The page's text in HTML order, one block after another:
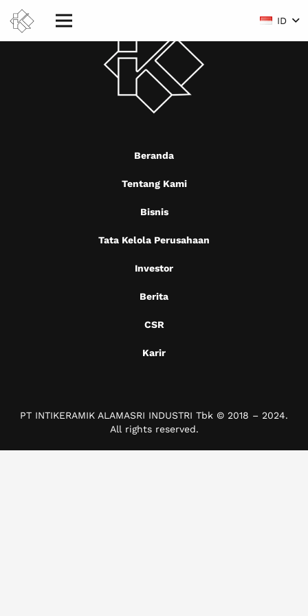
ID
Beranda
Tentang Kami
Bisnis
Tata Kelola Perusahaan
Investor
Berita
CSR
Karir
PT INTIKERAMIK ALAMASRI INDUSTRI Tbk © 2018 – 2024.
All rights reserved.